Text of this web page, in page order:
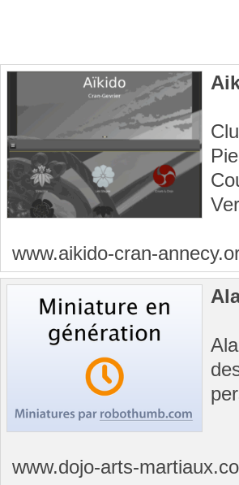
www.aikido-cran-
www.dojo-arts-